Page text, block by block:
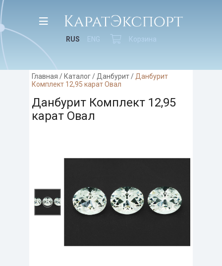
RUS ENG Корзина
Главная /Каталог/ Данбурит/ Данбурит
Комплект 12,95 карат Овал
Данбурит Комплект 12,95
карат Овал